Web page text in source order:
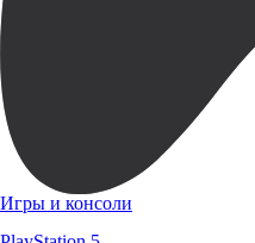
Игры и консоли